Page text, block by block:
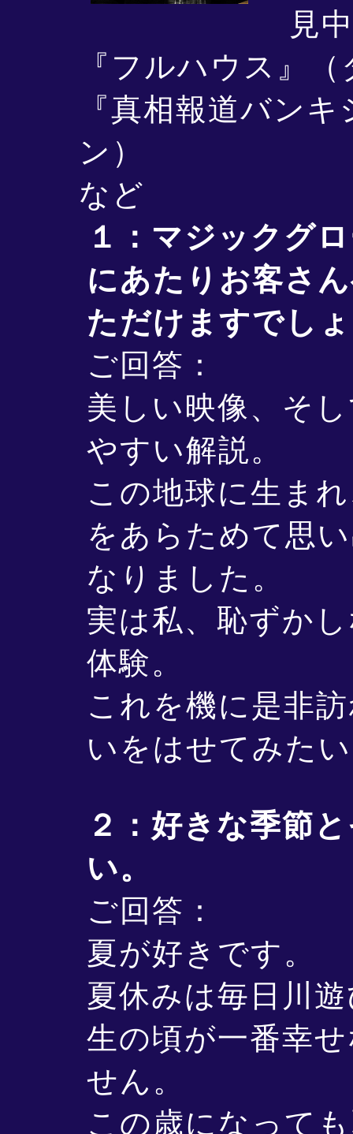
見
『フルハウス』
『真相報道バン
ン）
など
１：マジックグ
にあたりお客さ
ただけますでし
ご回答：
美しい映像、そ
やすい解説。
この地球に生ま
をあらためて思
なりました。
実は私、恥ずか
体験。
これを機に是非
いをはせてみた
２：好きな季節
い。
ご回答：
夏が好きです。
夏休みは毎日川
生の頃が一番幸
せん。
この歳になって